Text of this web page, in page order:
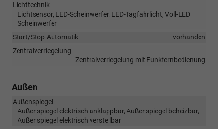
Lichttechnik
Lichtsensor, LED-Scheinwerfer, LED-Tagfahrlicht, Voll-LED
Scheinwerfer
Start/Stop-Automatik
vorhanden
Zentralverriegelung
Zentralverriegelung mit Funkfernbedienung
Außen
Außenspiegel
Außenspiegel elektrisch anklappbar, Außenspiegel beheizbar,
Außenspiegel elektrisch verstellbar